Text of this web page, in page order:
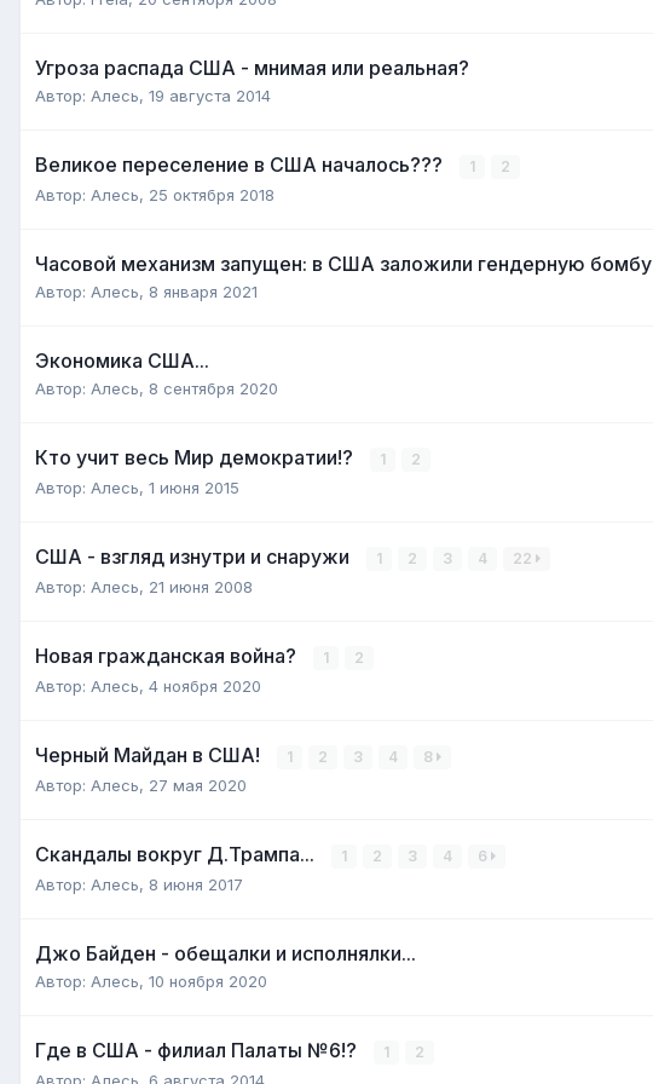
Угроза распада США - мнимая или реальная?
Автор: Алесь, 19 августа 2014
Великое переселение в США началось??? 1 2
Автор: Алесь, 25 октября 2018
Часовой механизм запущен: в США заложили гендерную бомбу
Автор: Алесь, 8 января 2021
Экономика США...
Автор: Алесь, 8 сентября 2020
Кто учит весь Мир демократии!? 1 2
Автор: Алесь, 1 июня 2015
США - взгляд изнутри и снаружи 1 2 3 4 22
Автор: Алесь, 21 июня 2008
Новая гражданская война? 1 2
Автор: Алесь, 4 ноября 2020
Черный Майдан в США! 1 2 3 4 8
Автор: Алесь, 27 мая 2020
Скандалы вокруг Д.Трампа... 1 2 3 4 6
Автор: Алесь, 8 июня 2017
Джо Байден - обещалки и исполнялки...
Автор: Алесь, 10 ноября 2020
Где в США - филиал Палаты №6!? 1 2
Автор: Алесь, 6 августа 2014